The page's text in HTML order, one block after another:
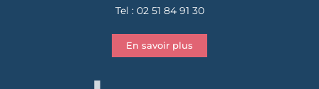
Tel : 02 51 84 91 30
En savoir plus